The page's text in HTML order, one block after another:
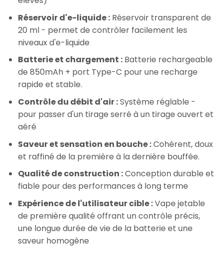
Réservoir d'e-liquide :Réservoir transparent de
20 ml - permet de contrôler facilement les
niveaux d'e-liquide
Batterie et chargement :Batterie rechargeable
de 850mAh + port Type-C pour une recharge
rapide et stable.
Contrôle du débit d'air :Système réglable -
pour passer d'un tirage serré à un tirage ouvert et
aéré
Saveur et sensation en bouche :Cohérent, doux
et raffiné de la première à la dernière bouffée.
Qualité de construction :Conception durable et
fiable pour des performances à long terme
Expérience de l'utilisateur cible :Vape jetable
de première qualité offrant un contrôle précis,
une longue durée de vie de la batterie et une
saveur homogène